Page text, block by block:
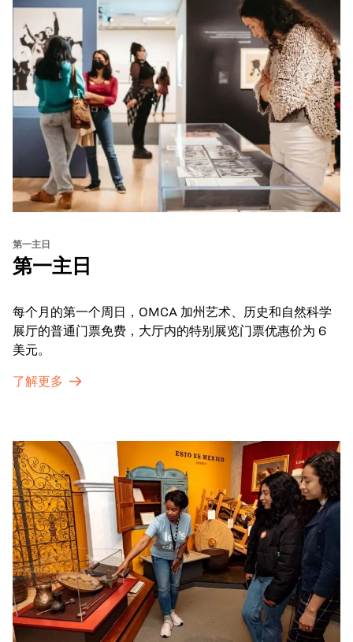
第一主日
第一主日
每个月的第一个周日，OMCA 加州艺术、历史和自然科学
展厅的普通门票免费，大厅内的特别展览门票优惠价为 6
美元。
了解更多